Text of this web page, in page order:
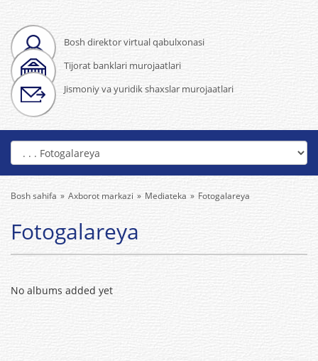
Bosh direktor virtual qabulxonasi
Tijorat banklari murojaatlari
Jismoniy va yuridik shaxslar murojaatlari
Bosh sahifa Axborot markazi Mediateka Fotogalareya
Fotogalareya
No albums added yet